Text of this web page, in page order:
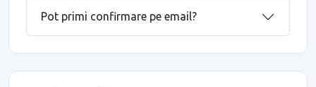
Pot primi confirmare pe email?